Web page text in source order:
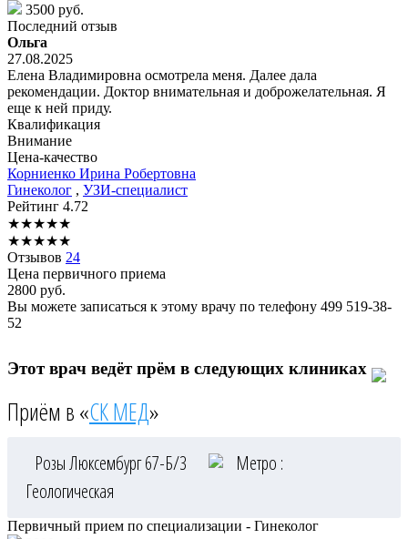
3500 руб.
Последний отзыв
Ольга
27.08.2025
Елена Владимировна осмотрела меня. Далее дала
рекомендации. Доктор внимательная и доброжелательная. Я
еще к ней приду.
Квалификация
Внимание
Цена-качество
Корниенко Ирина Робертовна
Гинеколог , УЗИ-специалист
Рейтинг 4.72
★★★★★
★★★★★
Отзывов 24
Цена первичного приема
2800 руб.
Вы можете записаться к этому врачу по телефону 499 519-38-
52
Этот врач ведёт прём в следующих клиниках
Приём в «СК МЕД»
Розы Люксембург 67-Б/3
Метро :
Геологическая
Первичный прием по специализации - Гинеколог